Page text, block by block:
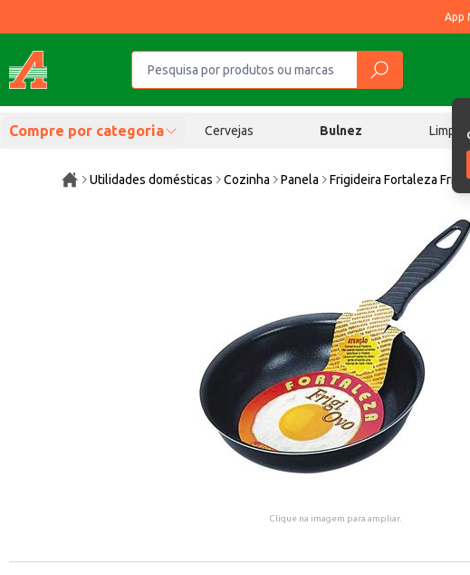
App
Compre por categoria Cervejas Bulnez
Utilidades domésticas Cozinha Panela Frigideira Fortaleza Frigi
Clique na imagem para ampliar.